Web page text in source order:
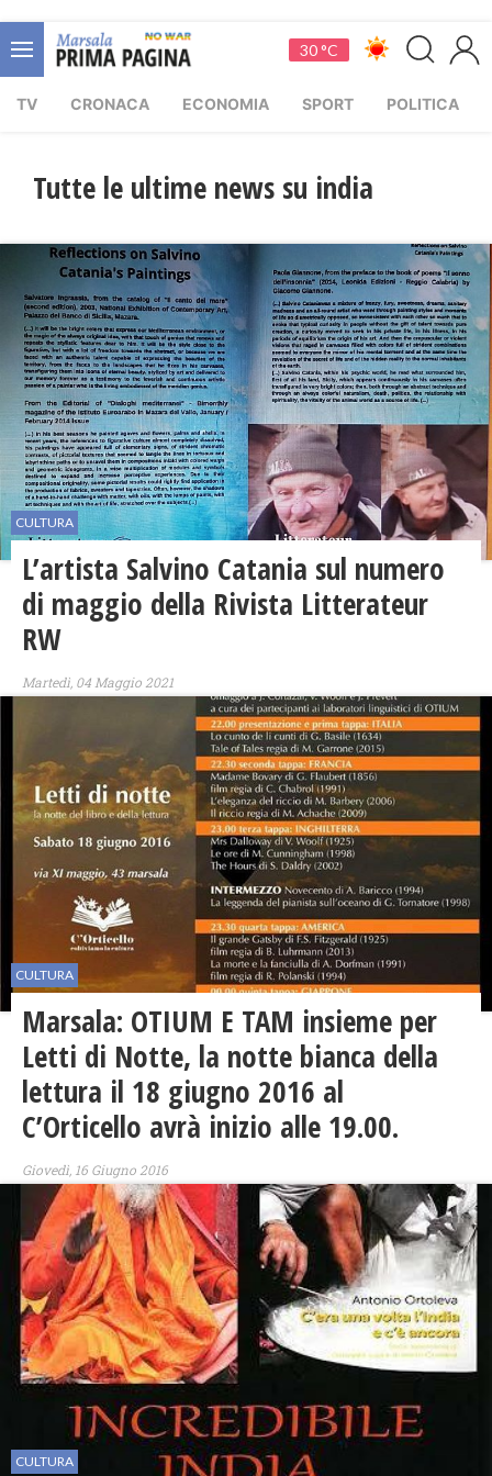
30 °C
TV CRONACA ECONOMIA SPORT POLITICA
Tutte le ultime news su india
CULTURA
L’artista Salvino Catania sul numero
di maggio della Rivista Litterateur
RW
Martedì, 04 Maggio 2021
CULTURA
Marsala: OTIUM E TAM insieme per
Letti di Notte, la notte bianca della
lettura il 18 giugno 2016 al
C’Orticello avrà inizio alle 19.00.
Giovedì, 16 Giugno 2016
CULTURA